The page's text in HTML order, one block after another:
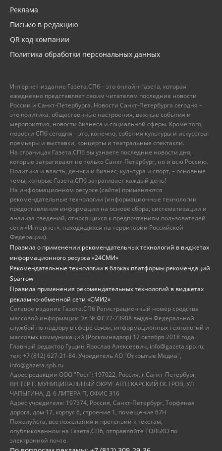
Реклама
Письмо в редакцию
QR код компании
Политика обработки персональных данных
Интернет-издание Газета.СПб – это онлайн-газета, которая
ежедневно представляет своим читателям последние новости
России и Санкт-Петербурга. Новости Санкт-Петербурга сегодня –
это политика, общественные настроения, важные события и
мероприятия, новости бизнеса и социальной сферы. Кроме того,
новости СПб сегодня – это, конечно, события культуры и искусства:
премьеры и выставки, концерты и театральные спектакли.
На страницах Газета.СПб вы узнаете последние новости дня,
которые затрагивают не только Санкт-Петербург, но и всю Россию.
Политика и власть, деньги и бизнес, культура и спорт, – основные
темы, которые Газета.СПб затрагивает каждый день!
На информационном ресурсе (сайте) применяются
рекомендательные технологии (информационные технологии
предоставления информации на основе сбора, систематизации и
анализа сведений, относящихся к предпочтениям пользователей
сети «Интернет», находящихся на территории Российской
Федерации).
Правила о применении рекомендательных технологий в виджетах
информационного ресурса «24СМИ»
Рекомендательные технологии в блоках платформы рекомендаций
Sparrow
Правила применения рекомендательных технологий в виджетах
рекламно-обменной сети «СМИ2»
Сетевое издание Газета.СПб Регистрационный номер средства
массовой информации Эл № ФС77-73908 выдан Федеральной
службой по надзору в сфере связи, информационных технологий и
массовых коммуникаций (Роскомнадзор) 12 октября 2018 года.
Главный редактор Гущин Ярослав Алексеевич, info@gazeta.spb.ru,
тел: +7 (812) 627-21-84. Учредитель АО "Открытые Медиа",
info@gazeta.spb.ru
Адрес редакции ООО "Рост": 197022, Россия, г.Санкт-Петербург,
ВН.ТЕР.Г. МУНИЦИПАЛЬНЫЙ ОКРУГ АПТЕКАРСКИЙ ОСТРОВ, УЛ
ЧАПЫГИНА, Д. 6 ЛИТЕРА П, ОФИС 316
Адрес учредителя: 197374, Россия, Санкт-Петербург, Торфяная
дорога, дом 17, корпус 6, строение 1, помещение 67Н
Пожалуйста, все пожелания и претензии к текстам,
опубликованном на Газета.СПб, отправляйте ТОЛЬКО по
электронной почте.